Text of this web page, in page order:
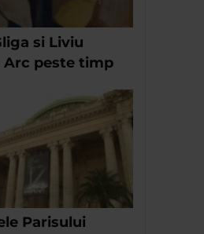
si Liviu
Arc peste timp
Parisului